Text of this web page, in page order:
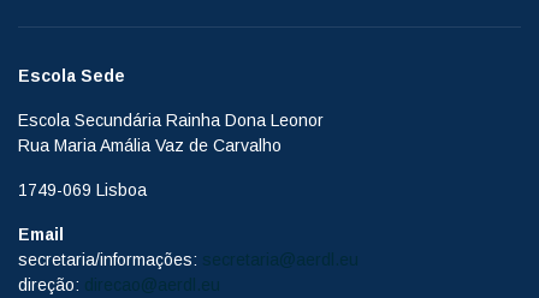
Escola Sede
Escola Secundária Rainha Dona Leonor
Rua Maria Amália Vaz de Carvalho
1749-069 Lisboa
Email
secretaria/informações: secretaria@aerdl.eu
direção: direcao@aerdl.eu